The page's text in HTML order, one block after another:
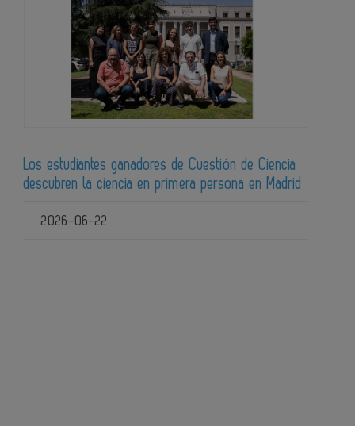
Los estudiantes ganadores de Cuestión de Ciencia
descubren la ciencia en primera persona en Madrid
2026-06-22